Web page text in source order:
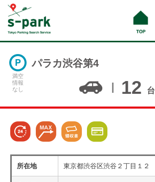
満空
情報
なし
パラカ渋谷第4
12 台
所在地 東京都渋谷区渋谷２丁目１２